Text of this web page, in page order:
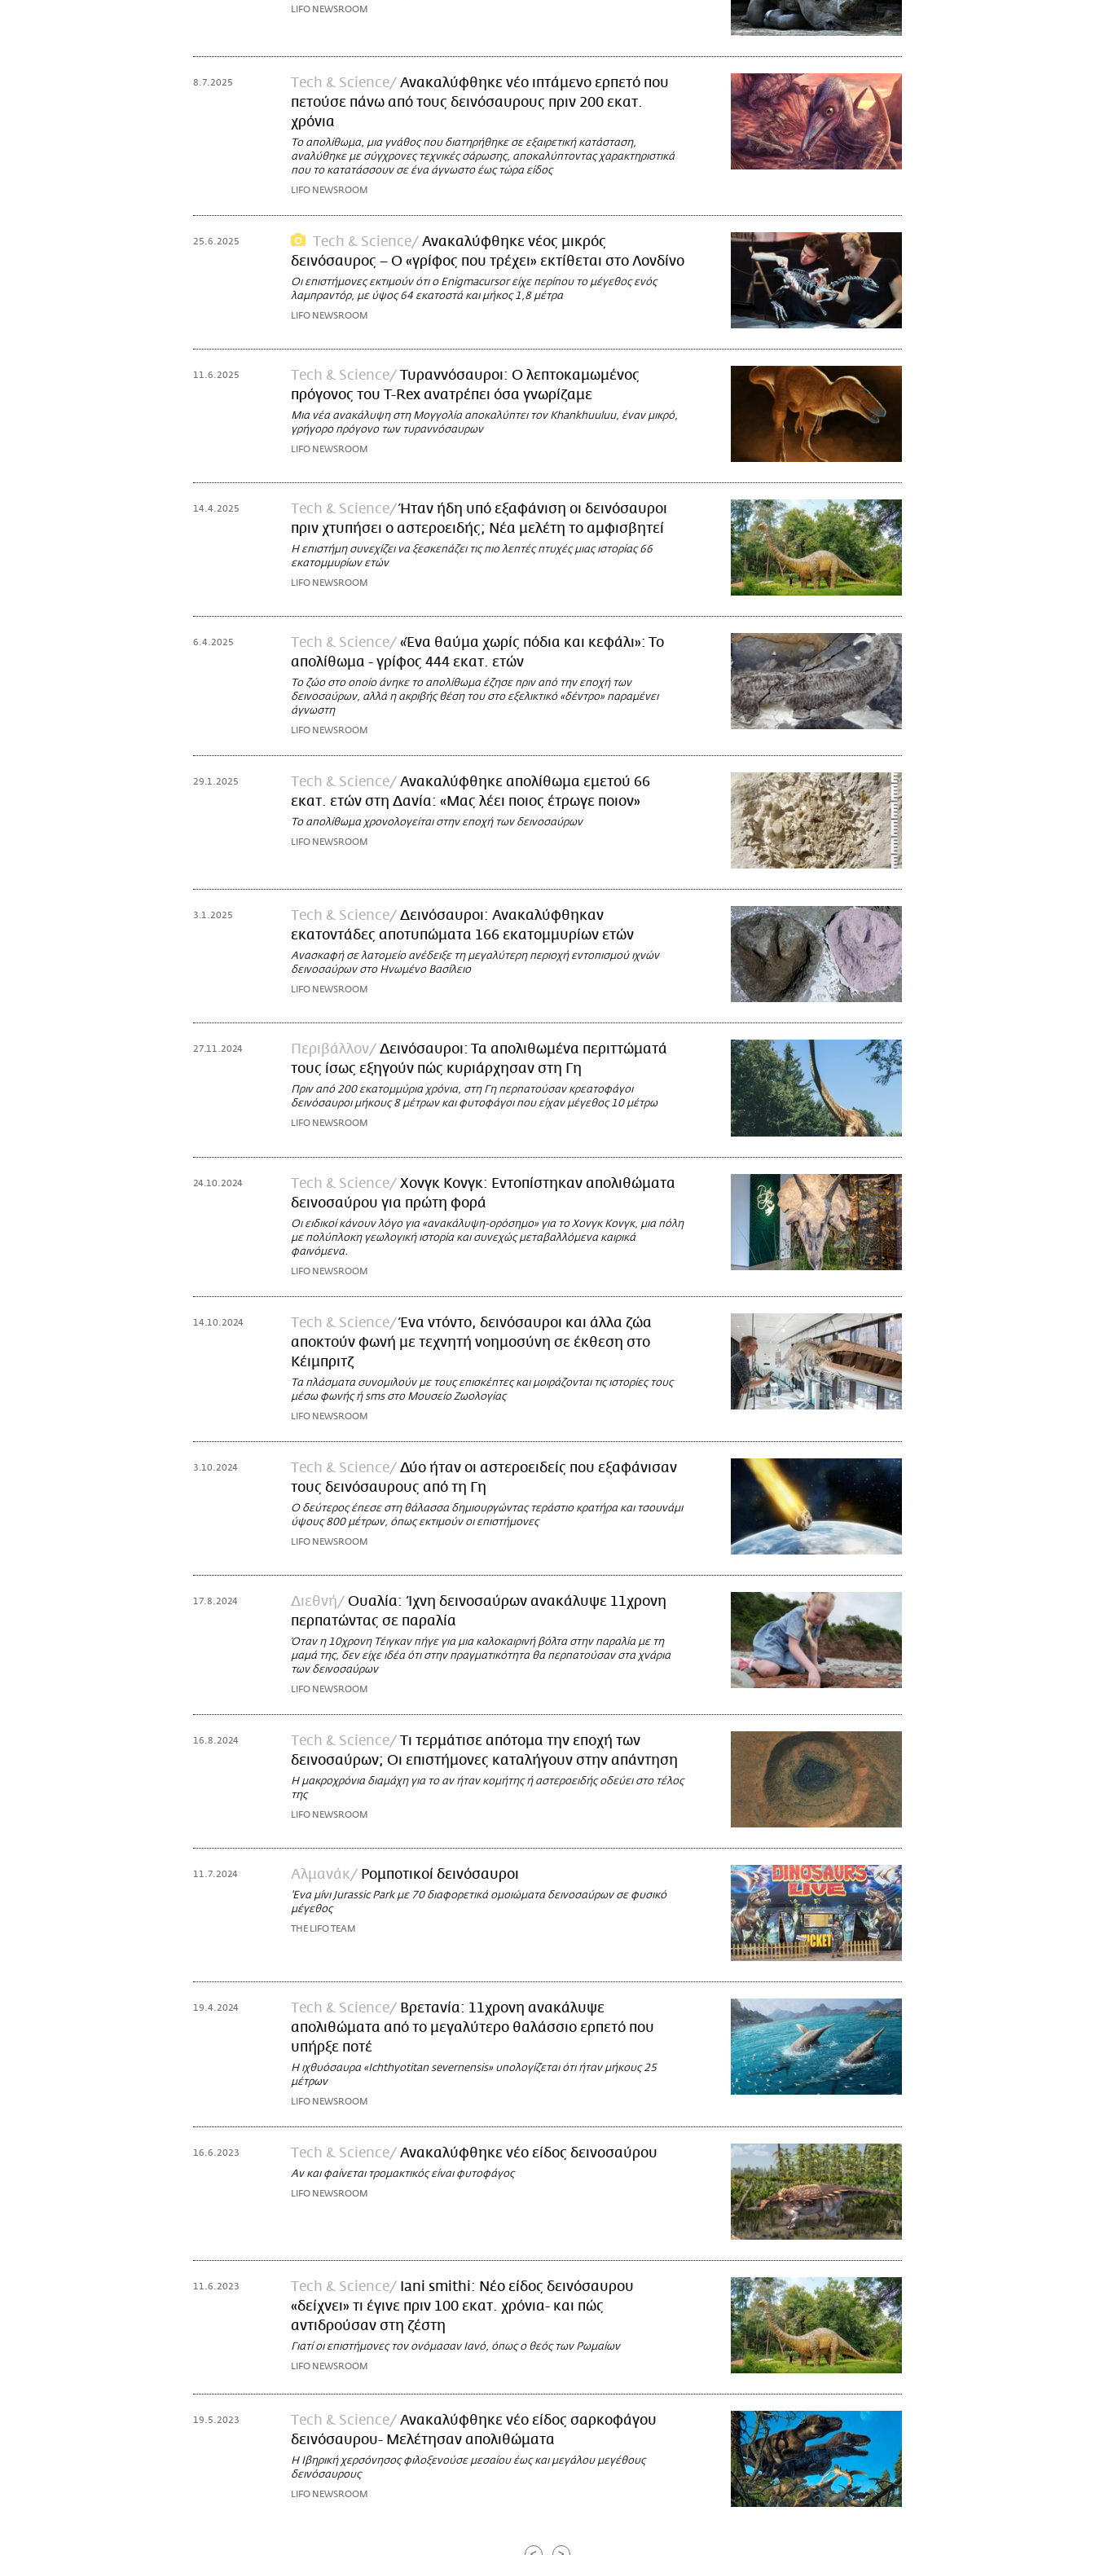
LIFO NEWSROOM
8.7.2025 Τech & Science
Ανακαλύφθηκε νέο ιπτάμενο ερπετό που
πετούσε πάνω από τους δεινόσαυρους πριν 200 εκατ.
χρόνια
Το απολίθωμα, μια γνάθος που διατηρήθηκε σε εξαιρετική κατάσταση,
αναλύθηκε με σύγχρονες τεχνικές σάρωσης, αποκαλύπτοντας χαρακτηριστικά
που το κατατάσσουν σε ένα άγνωστο έως τώρα είδος
LIFO NEWSROOM
25.6.2025 Τech & Science
Ανακαλύφθηκε νέος μικρός
δεινόσαυρος – Ο «γρίφος που τρέχει» εκτίθεται στο Λονδίνο
Οι επιστήμονες εκτιμούν ότι ο Enigmacursor είχε περίπου το μέγεθος ενός
λαμπραντόρ, με ύψος 64 εκατοστά και μήκος 1,8 μέτρα
LIFO NEWSROOM
11.6.2025 Τech & Science
Τυραννόσαυροι: Ο λεπτοκαμωμένος
πρόγονος του T-Rex ανατρέπει όσα γνωρίζαμε
Μια νέα ανακάλυψη στη Μογγολία αποκαλύπτει τον Khankhuuluu, έναν μικρό,
γρήγορο πρόγονο των τυραννόσαυρων
LIFO NEWSROOM
14.4.2025 Τech & Science
Ήταν ήδη υπό εξαφάνιση οι δεινόσαυροι
πριν χτυπήσει ο αστεροειδής; Νέα μελέτη το αμφισβητεί
Η επιστήμη συνεχίζει να ξεσκεπάζει τις πιο λεπτές πτυχές μιας ιστορίας 66
εκατομμυρίων ετών
LIFO NEWSROOM
6.4.2025 Τech & Science
«Ένα θαύμα χωρίς πόδια και κεφάλι»: Το
απολίθωμα - γρίφος 444 εκατ. ετών
Το ζώο στο οποίο άνηκε το απολίθωμα έζησε πριν από την εποχή των
δεινοσαύρων, αλλά η ακριβής θέση του στο εξελικτικό «δέντρο» παραμένει
άγνωστη
LIFO NEWSROOM
29.1.2025 Τech & Science
Ανακαλύφθηκε απολίθωμα εμετού 66
εκατ. ετών στη Δανία: «Μας λέει ποιος έτρωγε ποιον»
Το απολίθωμα χρονολογείται στην εποχή των δεινοσαύρων
LIFO NEWSROOM
3.1.2025 Τech & Science
Δεινόσαυροι: Ανακαλύφθηκαν
εκατοντάδες αποτυπώματα 166 εκατομμυρίων ετών
Ανασκαφή σε λατομείο ανέδειξε τη μεγαλύτερη περιοχή εντοπισμού ιχνών
δεινοσαύρων στο Ηνωμένο Βασίλειο
LIFO NEWSROOM
27.11.2024 Περιβάλλον
Δεινόσαυροι: Τα απολιθωμένα περιττώματά
τους ίσως εξηγούν πώς κυριάρχησαν στη Γη
Πριν από 200 εκατομμύρια χρόνια, στη Γη περπατούσαν κρεατοφάγοι
δεινόσαυροι μήκους 8 μέτρων και φυτοφάγοι που είχαν μέγεθος 10 μέτρω
LIFO NEWSROOM
24.10.2024 Τech & Science
Χονγκ Κονγκ: Εντοπίστηκαν απολιθώματα
δεινοσαύρου για πρώτη φορά
Οι ειδικοί κάνουν λόγο για «ανακάλυψη-ορόσημο» για το Χονγκ Κονγκ, μια πόλη
με πολύπλοκη γεωλογική ιστορία και συνεχώς μεταβαλλόμενα καιρικά
φαινόμενα.
LIFO NEWSROOM
14.10.2024 Τech & Science
Ένα ντόντο, δεινόσαυροι και άλλα ζώα
αποκτούν φωνή με τεχνητή νοημοσύνη σε έκθεση στο
Κέιμπριτζ
Τα πλάσματα συνομιλούν με τους επισκέπτες και μοιράζονται τις ιστορίες τους
μέσω φωνής ή sms στο Μουσείο Ζωολογίας
LIFO NEWSROOM
3.10.2024 Τech & Science
Δύο ήταν οι αστεροειδείς που εξαφάνισαν
τους δεινόσαυρους από τη Γη
Ο δεύτερος έπεσε στη θάλασσα δημιουργώντας τεράστιο κρατήρα και τσουνάμι
ύψους 800 μέτρων, όπως εκτιμούν οι επιστήμονες
LIFO NEWSROOM
17.8.2024 Διεθνή
Ουαλία: Ίχνη δεινοσαύρων ανακάλυψε 11χρονη
περπατώντας σε παραλία
Όταν η 10χρονη Τέιγκαν πήγε για μια καλοκαιρινή βόλτα στην παραλία με τη
μαμά της, δεν είχε ιδέα ότι στην πραγματικότητα θα περπατούσαν στα χνάρια
των δεινοσαύρων
LIFO NEWSROOM
16.8.2024 Τech & Science
Τι τερμάτισε απότομα την εποχή των
δεινοσαύρων; Οι επιστήμονες καταλήγουν στην απάντηση
Η μακροχρόνια διαμάχη για το αν ήταν κομήτης ή αστεροειδής οδεύει στο τέλος
της
LIFO NEWSROOM
11.7.2024 Αλμανάκ Ρομποτικοί δεινόσαυροι
'Eνα μίνι Jurassic Park με 70 διαφορετικά ομοιώματα δεινοσαύρων σε φυσικό
μέγεθος
THE LIFO TEAM
19.4.2024 Τech & Science
Βρετανία: 11χρονη ανακάλυψε
απολιθώματα από το μεγαλύτερο θαλάσσιο ερπετό που
υπήρξε ποτέ
Η ιχθυόσαυρα «Ichthyotitan severnensis» υπολογίζεται ότι ήταν μήκους 25
μέτρων
LIFO NEWSROOM
16.6.2023 Τech & Science Ανακαλύφθηκε νέο είδος δεινοσαύρου
Αν και φαίνεται τρομακτικός είναι φυτοφάγος
LIFO NEWSROOM
11.6.2023 Τech & Science
Iani smithi: Νέο είδος δεινόσαυρου
«δείχνει» τι έγινε πριν 100 εκατ. χρόνια- και πώς
αντιδρούσαν στη ζέστη
Γιατί οι επιστήμονες τον ονόμασαν Ιανό, όπως ο θεός των Ρωμαίων
LIFO NEWSROOM
19.5.2023 Τech & Science
Ανακαλύφθηκε νέο είδος σαρκοφάγου
δεινόσαυρου- Μελέτησαν απολιθώματα
Η Ιβηρική χερσόνησος φιλοξενούσε μεσαίου έως και μεγάλου μεγέθους
δεινόσαυρους
LIFO NEWSROOM